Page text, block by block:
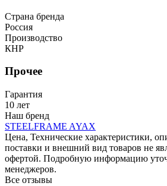
Страна бренда
Россия
Производство
КНР
Прочее
Гарантия
10 лет
Наш бренд
STEELFRAME AYAX
Цена, Технические характеристики,
поставки и внешний вид товаров не
офертой. Подробную информацию
менеджеров.
Все отзывы